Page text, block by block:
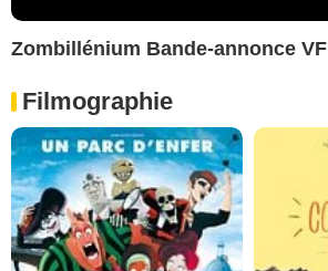
Zombillénium Bande-annonce VF
Filmographie